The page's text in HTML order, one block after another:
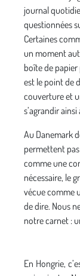
journal
questionnées
Certaines
un moment
boîte de
est le point de
couverture et
s’agrandir ainsi
Au Danemark
permettent
comme une
nécessaire, le
vécue comme
de dire. Nous
notre carnet :
En Hongrie,